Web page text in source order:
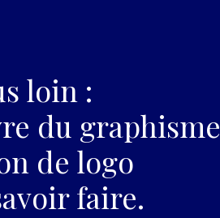
loin :
du graphisme
de logo
faire.